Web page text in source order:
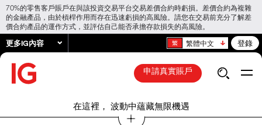
70%的零售客戶賬戶在與該投資交易平台交易差價合約時虧損。差價合約為複雜
的金融產品，由於槓桿作用而存在迅速虧損的高風險。請您在交易前充分了解差
價合約產品的運作方式，並評估自己能否承擔存款損失的高風險。
更多IG內容 繁體中文 登錄
申請真實賬戶
在這裡， 波動中蘊藏無限機遇